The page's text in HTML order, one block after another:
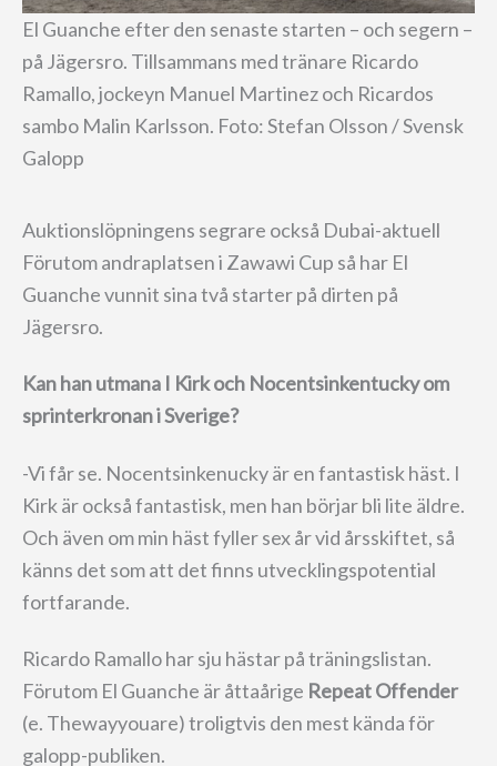
El Guanche efter den senaste starten – och segern –
på Jägersro. Tillsammans med tränare Ricardo
Ramallo, jockeyn Manuel Martinez och Ricardos
sambo Malin Karlsson. Foto: Stefan Olsson / Svensk
Galopp
Auktionslöpningens segrare också Dubai-aktuell
Förutom andraplatsen i Zawawi Cup så har El
Guanche vunnit sina två starter på dirten på
Jägersro.
Kan han utmana I Kirk och Nocentsinkentucky om
sprinterkronan i Sverige?
-Vi får se. Nocentsinkenucky är en fantastisk häst. I
Kirk är också fantastisk, men han börjar bli lite äldre.
Och även om min häst fyller sex år vid årsskiftet, så
känns det som att det finns utvecklingspotential
fortfarande.
Ricardo Ramallo har sju hästar på träningslistan.
Förutom El Guanche är åttaårige Repeat Offender
(e. Thewayyouare) troligtvis den mest kända för
galopp-publiken.